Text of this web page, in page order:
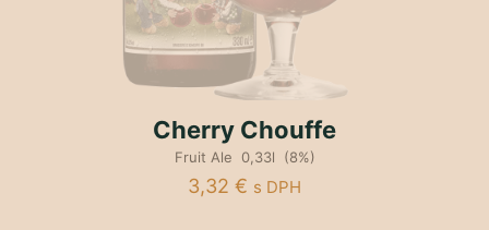
Cherry Chouffe
Fruit Ale 0,33l (8%)
3,32 € s DPH